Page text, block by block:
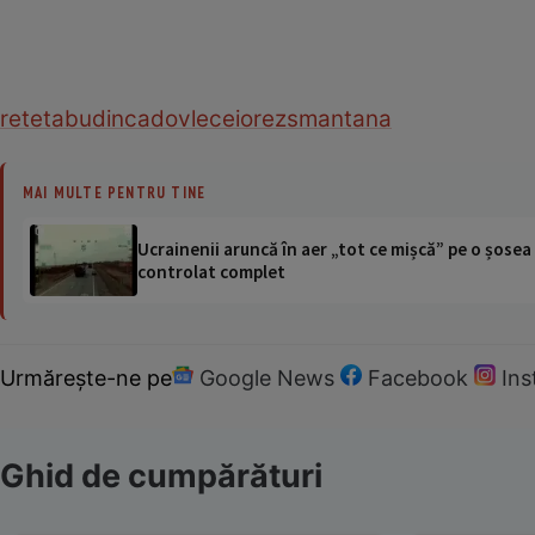
retetabudincadovleceiorezsmantana
MAI MULTE PENTRU TINE
Ucrainenii aruncă în aer „tot ce mișcă” pe o
controlat complet
Urmărește-ne pe Google News Facebook
Ghid de cumpărături